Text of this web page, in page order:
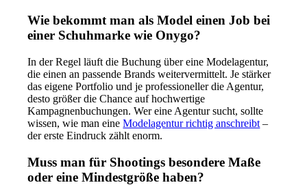
Wie bekommt man als Model einen Job bei
einer Schuhmarke wie Onygo?
In der Regel läuft die Buchung über eine Modelagentur,
die einen an passende Brands weitervermittelt. Je stärker
das eigene Portfolio und je professioneller die Agentur,
desto größer die Chance auf hochwertige
Kampagnenbuchungen. Wer eine Agentur sucht, sollte
wissen, wie man eineModelagentur richtig anschreibt –
der erste Eindruck zählt enorm.
Muss man für Shootings besondere Maße
oder eine Mindestgröße haben?